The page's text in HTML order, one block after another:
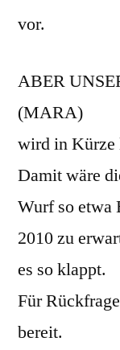
vor.
ABER
(MARA)
wird in Kürze
Damit wäre
Wurf so etwa
2010 zu
es so klappt.
Für
bereit.